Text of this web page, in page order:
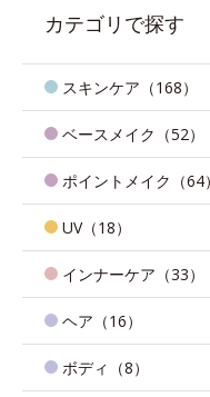
カテゴリで探す
スキンケア（168）
ベースメイク（52）
ポイントメイク（64）
UV（18）
インナーケア（33）
ヘア（16）
ボディ（8）